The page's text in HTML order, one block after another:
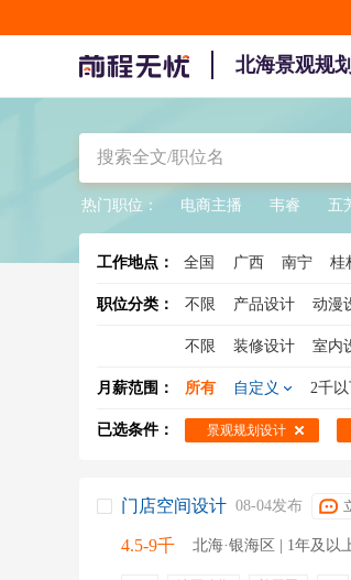
北海景观规
热门职位： 电商主播 韦睿 五
工作地点： 全国 广西 南宁 桂
职位分类： 不限 产品设计 动漫
不限 装修设计 室内
展示设计
软装设计师
月薪范围： 所有 自定义 2千
已选条件： 景观规划设计
门店空间设计 08-04发布
4.5-9千 北海·银海区 | 1年及以